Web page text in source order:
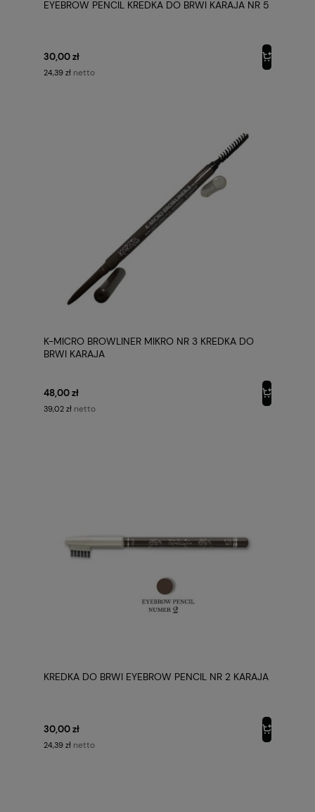
EYEBROW PENCIL KREDKA DO BRWI KARAJA NR 5
30,00 zł
24,39 zł netto
K-MICRO BROWLINER MIKRO NR 3 KREDKA DO
BRWI KARAJA
48,00 zł
39,02 zł netto
KREDKA DO BRWI EYEBROW PENCIL NR 2 KARAJA
30,00 zł
24,39 zł netto